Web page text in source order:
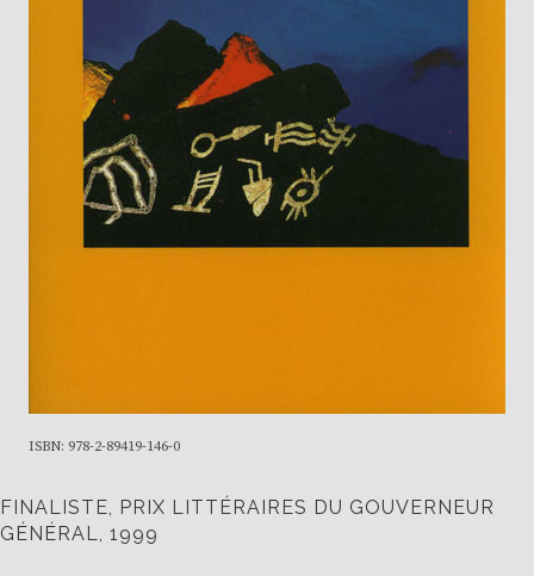
ISBN: 978-2-89419-146-0
FINALISTE, PRIX LITTÉRAIRES DU GOUVERNEUR
GÉNÉRAL, 1999